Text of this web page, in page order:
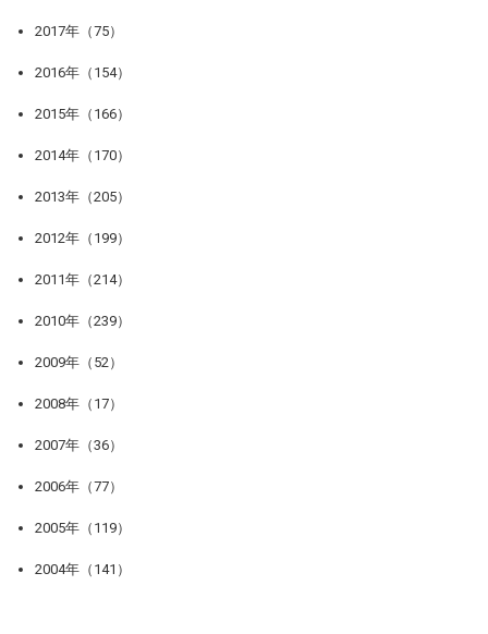
2017年（75）
2016年（154）
2015年（166）
2014年（170）
2013年（205）
2012年（199）
2011年（214）
2010年（239）
2009年（52）
2008年（17）
2007年（36）
2006年（77）
2005年（119）
2004年（141）